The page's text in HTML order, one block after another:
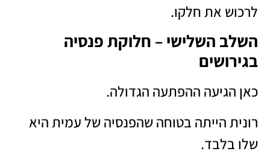
לרכוש את חלקו.
השלב השלישי – חלוקת פנסיה
בגירושים
כאן הגיעה ההפתעה הגדולה.
רונית הייתה בטוחה שהפנסיה של עמית היא
שלו בלבד.